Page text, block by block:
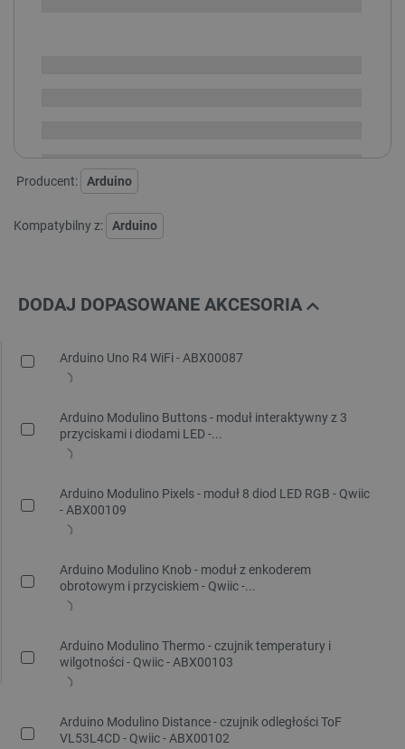
Producent: Arduino
Kompatybilny z: Arduino
DODAJ DOPASOWANE AKCESORIA
Arduino Uno R4 WiFi - ABX00087
Arduino Modulino Buttons - moduł interaktywny z 3
przyciskami i diodami LED -...
Arduino Modulino Pixels - moduł 8 diod LED RGB - Qwiic
- ABX00109
Arduino Modulino Knob - moduł z enkoderem
obrotowym i przyciskiem - Qwiic -...
Arduino Modulino Thermo - czujnik temperatury i
wilgotności - Qwiic - ABX00103
Arduino Modulino Distance - czujnik odległości ToF
VL53L4CD - Qwiic - ABX00102